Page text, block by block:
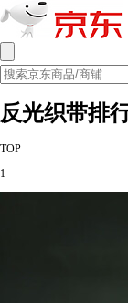
反光织带排
TOP
1